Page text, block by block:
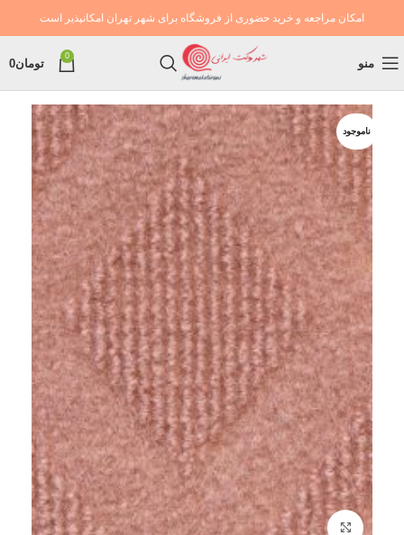
امکان مراجعه و خرید حضوری از فروشگاه برای شهر تهران امکانپذیر است
منو
0
تومان0
ناموجود
بزرگنمایی تصویر